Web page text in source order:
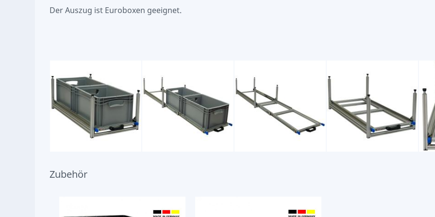
Der Auszug ist Euroboxen geeignet.
Zubehör